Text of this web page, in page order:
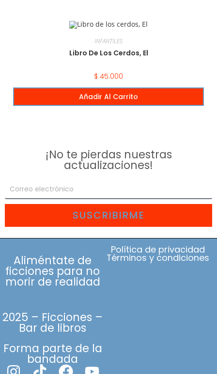
INFANTILES
Libro De Los Cerdos, El
$ 45.000
Añadir Al Carrito
¡No te pierdas nuestras
actualizaciones!
SUSCRIBIRME
Aliméntate de
ficciones para no
morir de realidad
2025 – Ficciones –
Bar de libros
Forma parte de la
bandada
Política de privacidad
Términos y condiciones